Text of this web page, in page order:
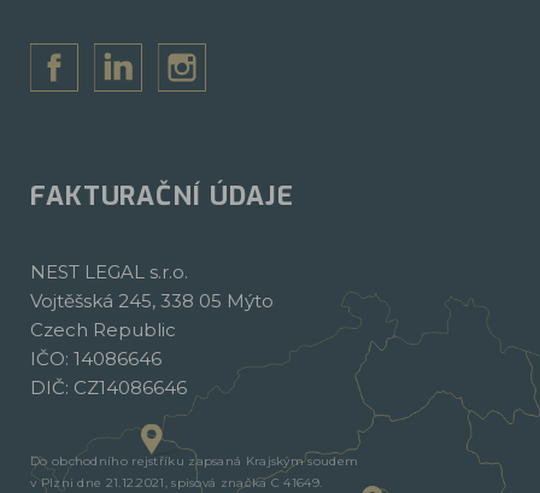
FAKTURAČNÍ ÚDAJE
NEST LEGAL s.r.o.
Vojtěšská 245, 338 05 Mýto
Czech Republic
IČO: 14086646
DIČ: CZ14086646
Do obchodního rejstříku zapsaná Krajským soudem
v Plzni dne 21.12.2021, spisová značka C 41649.